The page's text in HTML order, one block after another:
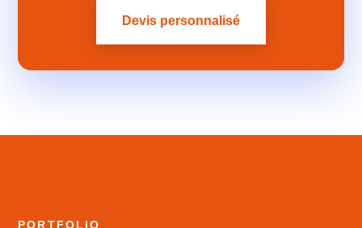
Devis personnalisé
PORTFOLIO